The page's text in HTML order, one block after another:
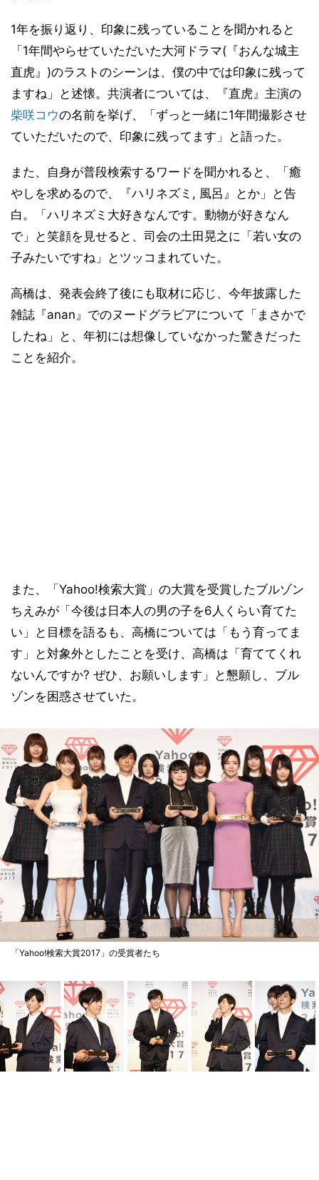
1年を振り返り、印象に残っていることを聞かれると
「1年間やらせていただいた大河ドラマ(『おんな城主
直虎』)のラストのシーンは、僕の中では印象に残って
ますね」と述懐。共演者については、『直虎』主演の
柴咲コウの名前を挙げ、「ずっと一緒に1年間撮影させ
ていただいたので、印象に残ってます」と語った。
また、自身が普段検索するワードを聞かれると、「癒
やしを求めるので、『ハリネズミ, 風呂』とか」と告
白。「ハリネズミ大好きなんです。動物が好きなん
で」と笑顔を見せると、司会の土田晃之に「若い女の
子みたいですね」とツッコまれていた。
高橋は、発表会終了後にも取材に応じ、今年披露した
雑誌『anan』でのヌードグラビアについて「まさかで
したね」と、年初には想像していなかった驚きだった
ことを紹介。
また、「Yahoo!検索大賞」の大賞を受賞したブルゾン
ちえみが「今後は日本人の男の子を6人くらい育てた
い」と目標を語るも、高橋については「もう育ってま
す」と対象外としたことを受け、高橋は「育ててくれ
ないんですか? ぜひ、お願いします」と懇願し、ブル
ゾンを困惑させていた。
「Yahoo!検索大賞2017」の受賞者たち